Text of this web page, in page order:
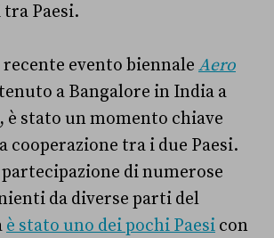
Paesi.
evento biennale Aero
a Bangalore in India a
è stato un momento chiave
cooperazione tra i due Paesi.
di numerose
da diverse parti del
è stato uno dei pochi Paesi con